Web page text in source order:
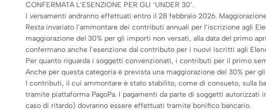
CONFERMATA L’ESENZIONE PER GLI ‘UNDER 30’.
I versamenti andranno effettuati entro il 28 febbraio 2026.
Resta invariato l’ammontare dei contributi annuali per l’iscrizione agli
maggiorazione del 30% per gli importi non versati, alla data del primo
confermano anche l’esenzione dal contributo per i nuovi iscritti agli
Per quanto riguarda i soggetti convenzionati, i contributi per il primo
Anche per questa categoria è prevista una maggiorazione del 30% per
I contributi, il cui ammontare è stato stabilito, come di consueto, sulla
tramite piattaforma PagoPa. I pagamenti da parte di soggetti autorizzati
caso di ritardo) dovranno essere effettuati tramite bonifico bancario.